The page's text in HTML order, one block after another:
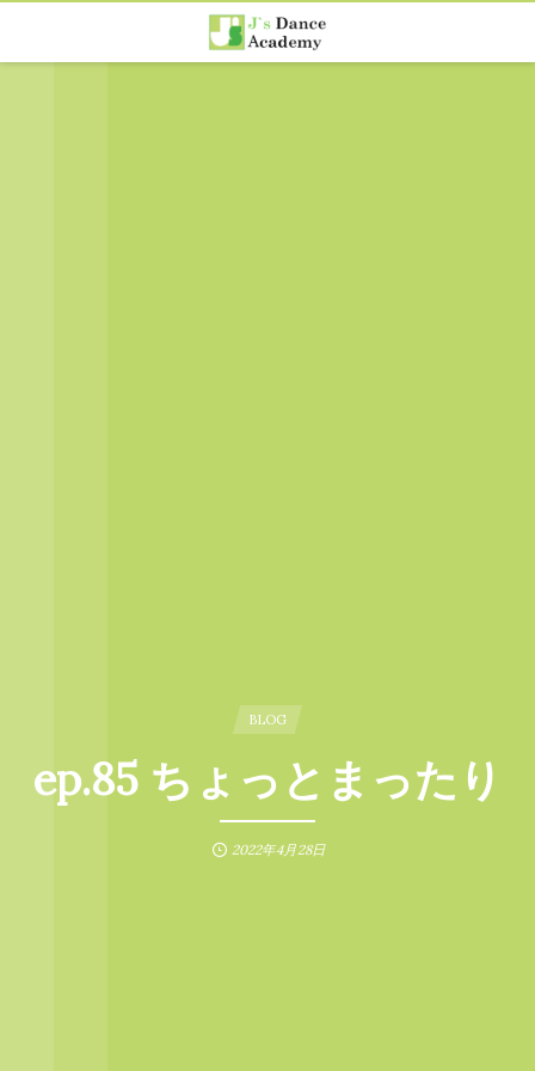
BLOG
ep.85 ちょっとまったり
2022年4月28日